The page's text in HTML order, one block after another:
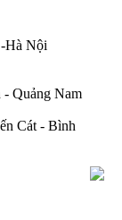
Hà Nội
Quảng Nam
Cát - Bình